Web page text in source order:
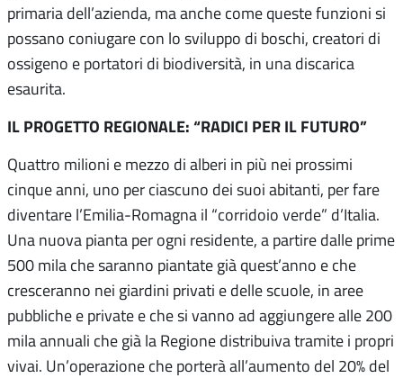
primaria dell’azienda, ma anche come queste funzioni si
possano coniugare con lo sviluppo di boschi, creatori di
ossigeno e portatori di biodiversità, in una discarica
esaurita.
IL PROGETTO REGIONALE: “RADICI PER IL FUTURO”
Quattro milioni e mezzo di alberi in più nei prossimi
cinque anni, uno per ciascuno dei suoi abitanti, per fare
diventare l’Emilia-Romagna il “corridoio verde” d’Italia.
Una nuova pianta per ogni residente, a partire dalle prime
500 mila che saranno piantate già quest’anno e che
cresceranno nei giardini privati e delle scuole, in aree
pubbliche e private e che si vanno ad aggiungere alle 200
mila annuali che già la Regione distribuiva tramite i propri
vivai. Un’operazione che porterà all’aumento del 20% del